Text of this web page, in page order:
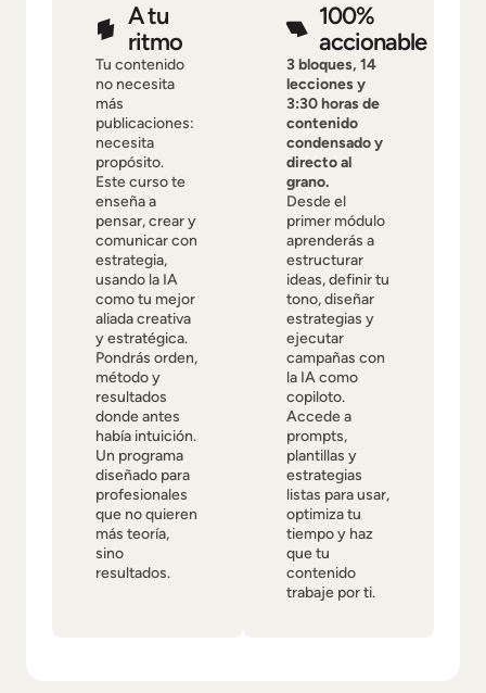
A tu
ritmo
Tu contenido
no necesita
más
publicaciones:
necesita
propósito.
Este curso te
enseña a
pensar, crear y
comunicar con
estrategia,
usando la IA
como tu mejor
aliada creativa
y estratégica.
Pondrás orden,
método y
resultados
donde antes
había intuición.
Un programa
diseñado para
profesionales
que no quieren
más teoría,
sino
resultados.
100%
accionable
3 bloques, 14
lecciones y
3:30 horas de
contenido
condensado y
directo al
grano.
Desde el
primer módulo
aprenderás a
estructurar
ideas, definir tu
tono, diseñar
estrategias y
ejecutar
campañas con
la IA como
copiloto.
Accede a
prompts,
plantillas y
estrategias
listas para usar,
optimiza tu
tiempo y haz
que tu
contenido
trabaje por ti.